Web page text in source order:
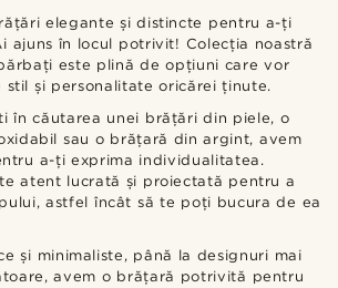
elegante și distincte pentru a-ți
ajuns în locul potrivit! Colecția noastră
este plină de opțiuni care vor
stil și personalitate oricărei ținute.
în căutarea unei brățări din piele, o
sau o brățară din argint, avem
a-ți exprima individualitatea.
atent lucrată și proiectată pentru a
astfel încât să te poți bucura de ea
și minimaliste, până la designuri mai
avem o brățară potrivită pentru